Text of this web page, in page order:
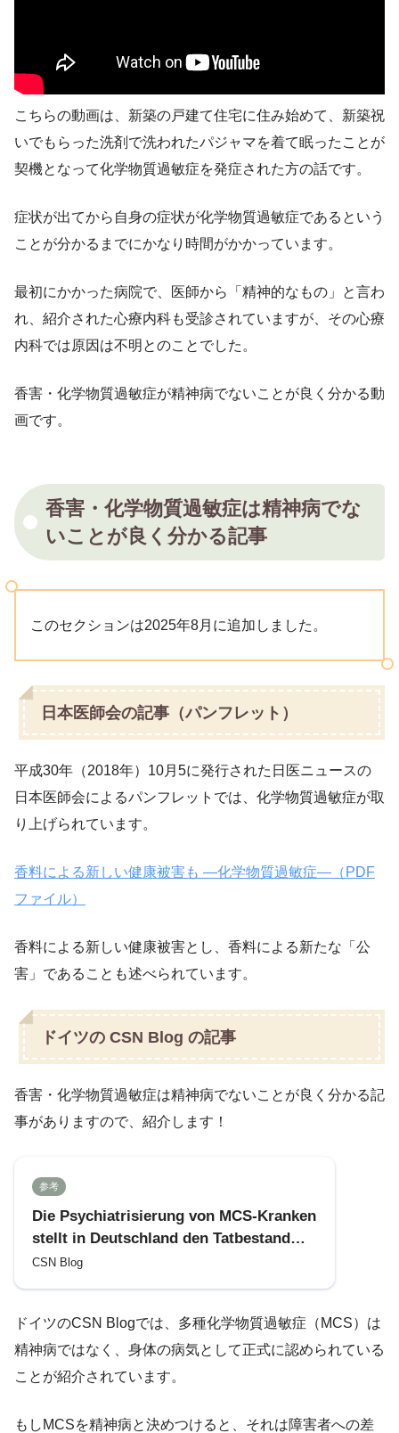
こちらの動画は、新築の戸建て住宅に住み始めて、新築祝
いでもらった洗剤で洗われたパジャマを着て眠ったことが
契機となって化学物質過敏症を発症された方の話です。
症状が出てから自身の症状が化学物質過敏症であるという
ことが分かるまでにかなり時間がかかっています。
最初にかかった病院で、医師から「精神的なもの」と言わ
れ、紹介された心療内科も受診されていますが、その心療
内科では原因は不明とのことでした。
香害・化学物質過敏症が精神病でないことが良く分かる動
画です。
香害・化学物質過敏症は精神病でな
いことが良く分かる記事
このセクションは2025年8月に追加しました。
日本医師会の記事（パンフレット）
平成30年（2018年）10月5に発行された日医ニュースの
日本医師会によるパンフレットでは、化学物質過敏症が取
り上げられています。
香料による新しい健康被害も ―化学物質過敏症―（PDF
ファイル）
香料による新しい健康被害とし、香料による新たな「公
害」であることも述べられています。
ドイツの CSN Blog の記事
香害・化学物質過敏症は精神病でないことが良く分かる記
事がありますので、紹介します！
参考
Die Psychiatrisierung von MCS-Kranken
stellt in Deutschland den Tatbestand
der Diskriminierung körperlich
CSN Blog
ドイツのCSN Blogでは、多種化学物質過敏症（MCS）は
精神病ではなく、身体の病気として正式に認められている
ことが紹介されています。
もしMCSを精神病と決めつけると、それは障害者への差